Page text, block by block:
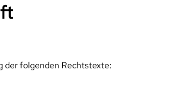
der folgenden Rechtstexte: